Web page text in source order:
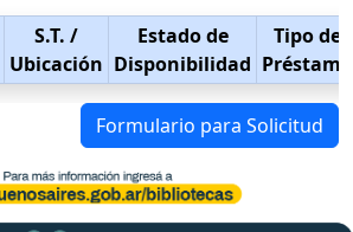
S.T. /
Ubicación
Estado de
Disponibilidad
Tipo de
Préstamo
Formulario para Solicitud